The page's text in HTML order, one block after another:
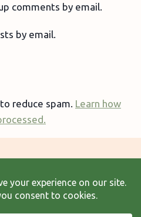
comments by email.
by email.
reduce spam. Learn how
Arhiva articole